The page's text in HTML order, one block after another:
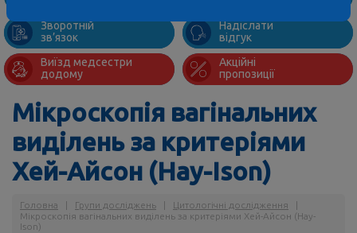
Зворотній
зв’язок
Надіслати
відгук
Виїзд медсестри
додому
Акційні
пропозиції
Мікроскопія вагінальних
виділень за критеріями
Хей-Айсон (Hay-Ison)
Головна Групи досліджень Цитологічні дослідження
Мікроскопія вагінальних виділень за критеріями Хей-Айсон (Hay-
Ison)